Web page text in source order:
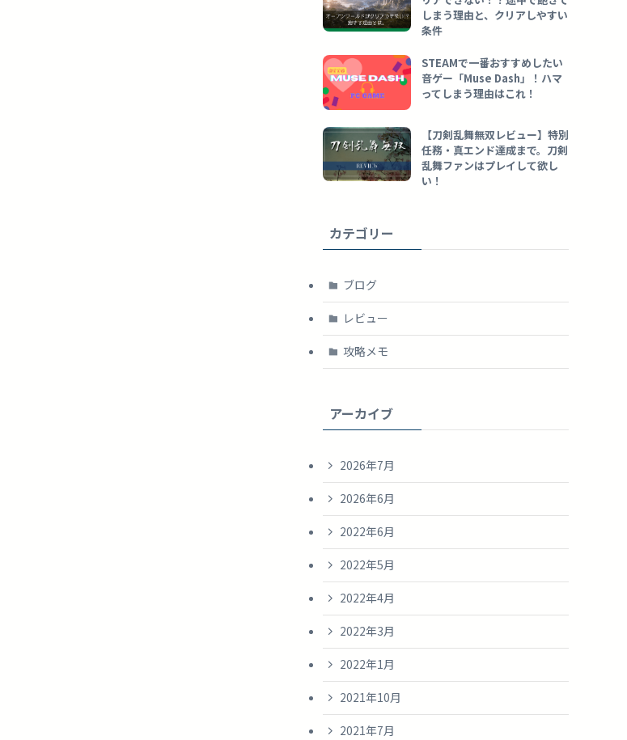
しまう理由と、クリアしやすい
条件
STEAMで一番おすすめしたい
音ゲー「Muse Dash」！ハマ
ってしまう理由はこれ！
【刀剣乱舞無双レビュー】特別
任務・真エンド達成まで。刀剣
乱舞ファンはプレイして欲し
い！
カテゴリー
ブログ
レビュー
攻略メモ
アーカイブ
2026年7月
2026年6月
2022年6月
2022年5月
2022年4月
2022年3月
2022年1月
2021年10月
2021年7月